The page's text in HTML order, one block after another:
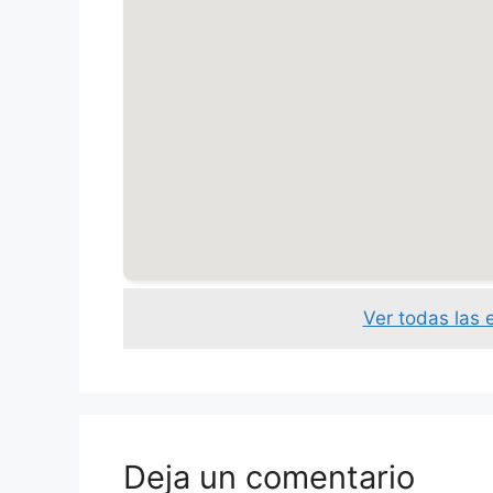
Ver todas las
Deja un comentario